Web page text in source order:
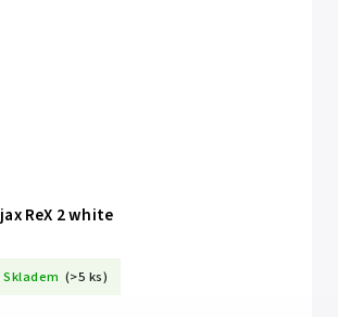
ReX 2 white
Skladem (>5 ks)